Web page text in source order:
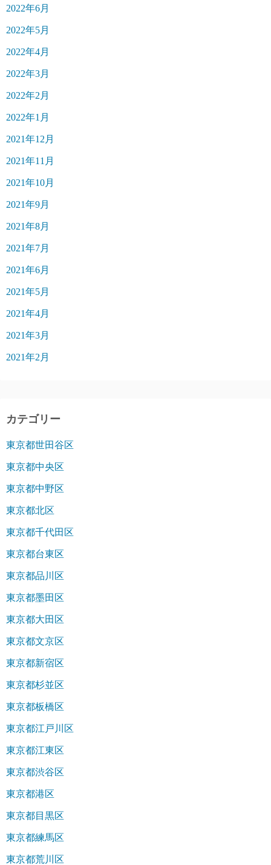
2022年6月
2022年5月
2022年4月
2022年3月
2022年2月
2022年1月
2021年12月
2021年11月
2021年10月
2021年9月
2021年8月
2021年7月
2021年6月
2021年5月
2021年4月
2021年3月
2021年2月
カテゴリー
東京都世田谷区
東京都中央区
東京都中野区
東京都北区
東京都千代田区
東京都台東区
東京都品川区
東京都墨田区
東京都大田区
東京都文京区
東京都新宿区
東京都杉並区
東京都板橋区
東京都江戸川区
東京都江東区
東京都渋谷区
東京都港区
東京都目黒区
東京都練馬区
東京都荒川区